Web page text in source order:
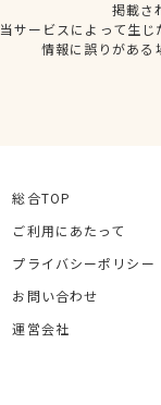
掲載さ
当サービスによって生
情報に誤りがある
総合TOP
ご利用にあたって
プライバシーポリシー
お問い合わせ
運営会社